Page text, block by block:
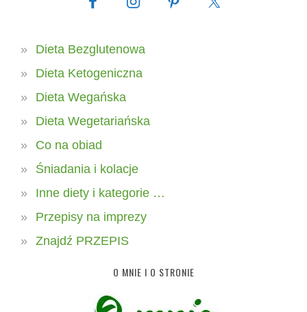
Dieta Bezglutenowa
Dieta Ketogeniczna
Dieta Wegańska
Dieta Wegetariańska
Co na obiad
Śniadania i kolacje
Inne diety i kategorie …
Przepisy na imprezy
Znajdź PRZEPIS
O MNIE I O STRONIE